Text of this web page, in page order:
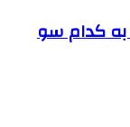
به کدام سو